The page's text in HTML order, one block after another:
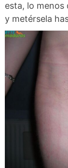
esta, lo menos
y metérsela